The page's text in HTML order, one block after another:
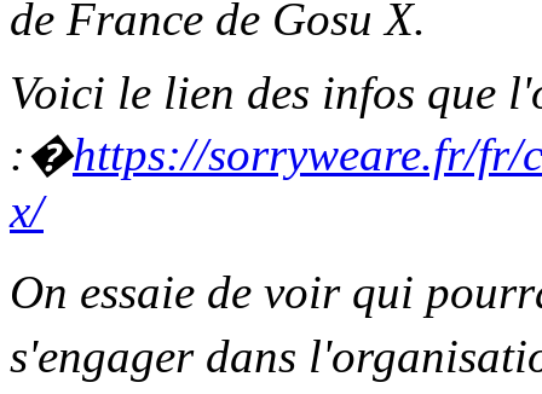
de France de Gosu X.
Voici le lien des infos que
:�https://sorryweare.fr/fr/
x/
On essaie de voir qui
s'engager dans